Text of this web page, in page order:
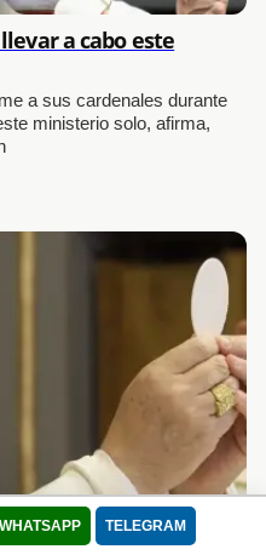
funcionar correctamente, mejorar
la seguridad durante su visita. Se
a las preferencias del Usuario
el dispositivo muestre
a sus necesidades. Puede
procesamiento de datos basado en
haciendo clic en "Configuración"
sitio web
WHATSAPP TELEGRAM
a cabo este
a sus cardenales durante
ministerio solo, afirma,
es el antídoto a